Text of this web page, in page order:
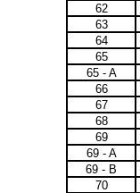
62
63
64
65
65 - A
66
67
68
69
69 - A
69 - B
70